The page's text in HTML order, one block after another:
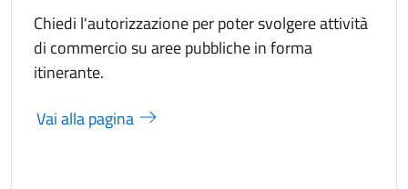
Chiedi l'autorizzazione per poter svolgere attività
di commercio su aree pubbliche in forma
itinerante.
Vai alla pagina